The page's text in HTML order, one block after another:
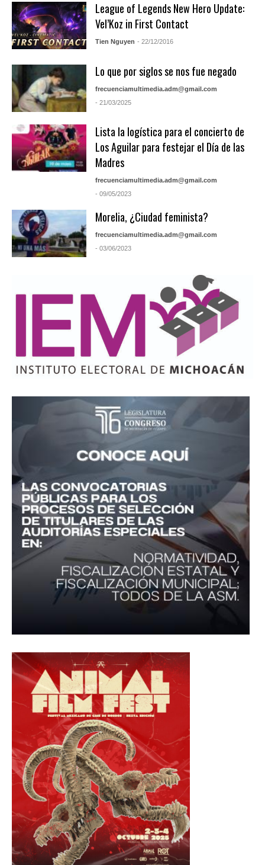
League of Legends New Hero Update:
Vel’Koz in First Contact
Tien Nguyen - 22/12/2016
Lo que por siglos se nos fue negado
frecuenciamultimedia.adm@gmail.com
- 21/03/2025
Lista la logística para el concierto de
Los Aguilar para festejar el Día de las
Madres
frecuenciamultimedia.adm@gmail.com
- 09/05/2023
Morelia, ¿Ciudad feminista?
frecuenciamultimedia.adm@gmail.com
- 03/06/2023